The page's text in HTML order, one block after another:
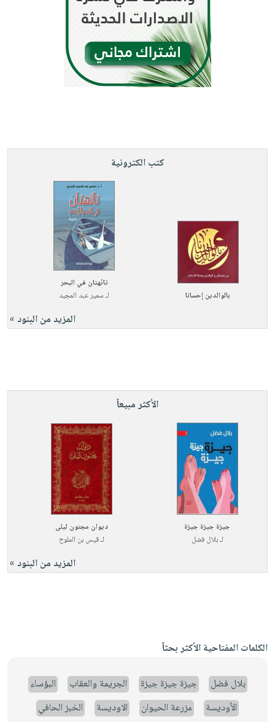
كتب الكترونية
بالوالدين إحسانا
تائهتان في البحر
لـسمير عبد المجيد
المزيد من البنود »
الأكثر مبيعاً
جيزة جيزة جيزة
لـبلال فضل
ديوان مجنون ليلى
لـقيس بن الملوح
المزيد من البنود »
الكلمات المفتاحية الأكثر بحثاً
بلال فضل جيزة جيزة جيزة الجريمة والعقاب
البؤساء
الأوديسة
مزرعة الحيوان الاوديسة الخبز الحافي